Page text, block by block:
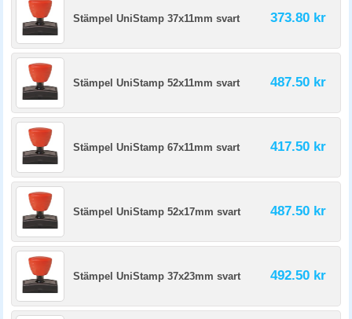
Stämpel UniStamp 37x11mm svart 373.80 kr
Stämpel UniStamp 52x11mm svart 487.50 kr
Stämpel UniStamp 67x11mm svart 417.50 kr
Stämpel UniStamp 52x17mm svart 487.50 kr
Stämpel UniStamp 37x23mm svart 492.50 kr